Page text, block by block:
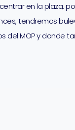
en la plaza,
tendremos
MOP y donde